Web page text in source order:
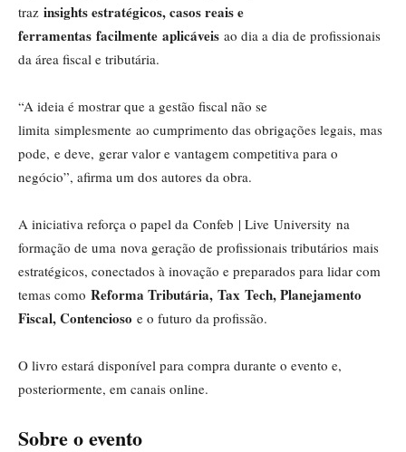
traz insights estratégicos, casos reais e
ferramentas facilmente aplicáveis ao dia a dia de profissionais
da área fiscal e tributária.
“A ideia é mostrar que a gestão fiscal não se
limita simplesmente ao cumprimento das obrigações legais, mas
pode, e deve, gerar valor e vantagem competitiva para o
negócio”, afirma um dos autores da obra.
A iniciativa reforça o papel da Confeb | Live University na
formação de uma nova geração de profissionais tributários mais
estratégicos, conectados à inovação e preparados para lidar com
temas como Reforma Tributária, Tax Tech, Planejamento
Fiscal, Contencioso e o futuro da profissão.
O livro estará disponível para compra durante o evento e,
posteriormente, em canais online.
Sobre o evento